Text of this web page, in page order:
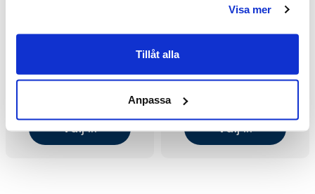
Visa mer
Tillåt alla
Anpassa
Macro Design Spirit Rund
DHSC Hörndusch med
(700x1000/Screen/Matt)
11 485 kr/st
Välj ...
Macro Design Spirit Rund
DHSC Hörndusch med
(900x900/Screen/Blank)
8 615 kr
Välj ...